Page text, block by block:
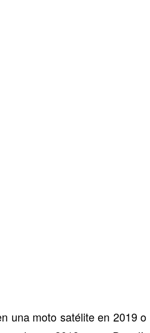
una moto satélite en 2019 o